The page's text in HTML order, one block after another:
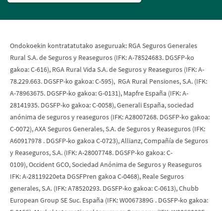
Ondokoekin kontratatutako aseguruak: RGA Seguros Generales
Rural S.A. de Seguros y Reaseguros (IFK: A-78524683. DGSFP-ko
gakoa: C-616), RGA Rural Vida S.A. de Seguros y Reaseguros (IFK: A-
78.229.663. DGSFP-ko gakoa: C-595), RGA Rural Pensiones, S.A. (IFK:
A-78963675. DGSFP-ko gakoa: G-0131), Mapfre España (IFK: A-
28141935. DGSFP-ko gakoa: C-0058), Generali España, sociedad
anónima de seguros y reaseguros (IFK: A28007268. DGSFP-ko gakoa:
C-0072), AXA Seguros Generales, S.A. de Seguros y Reaseguros (IFK:
A60917978 . DGSFP-ko gakoa C-0723), Allianz, Compañía de Seguros
y Reaseguros, S.A. (IFK: A-28007748. DGSFP-ko gakoa: C-
0109), Occident GCO, Sociedad Anónima de Seguros y Reaseguros
IFK: A-28119220eta DGSFPren gakoa C-0468), Reale Seguros
generales, S.A. (IFK: A78520293. DGSFP-ko gakoa: C-0613), Chubb
European Group SE Suc. España (IFK: W0067389G . DGSFP-ko gakoa: